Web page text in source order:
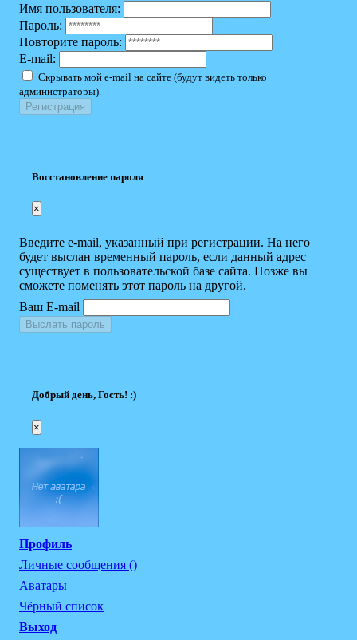
Имя пользователя:
Пароль:
Повторите пароль:
E-mail:
Скрывать мой e-mail на сайте (будут видеть только
администраторы).
Восстановление пароля
×
Введите e-mail, указанный при регистрации. На него
будет выслан временный пароль, если данный адрес
существует в пользовательской базе сайта. Позже вы
сможете поменять этот пароль на другой.
Ваш E-mail
Выслать пароль
Добрый день, Гость! :)
×
Профиль
Личные сообщения ()
Аватары
Чёрный список
Выход